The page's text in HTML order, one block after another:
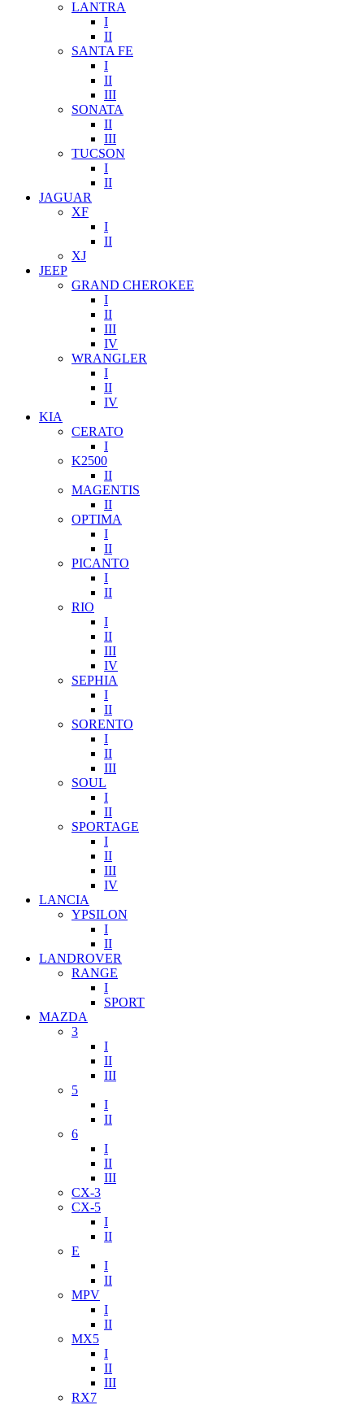
LANTRA
I
II
SANTA FE
I
II
III
SONATA
II
III
TUCSON
I
II
JAGUAR
XF
I
II
XJ
JEEP
GRAND CHEROKEE
I
II
III
IV
WRANGLER
I
II
IV
KIA
CERATO
I
K2500
II
MAGENTIS
II
OPTIMA
I
II
PICANTO
I
II
RIO
I
II
III
IV
SEPHIA
I
II
SORENTO
I
II
III
SOUL
I
II
SPORTAGE
I
II
III
IV
LANCIA
YPSILON
I
II
LANDROVER
RANGE
I
SPORT
MAZDA
3
I
II
III
5
I
II
6
I
II
III
CX-3
CX-5
I
II
E
I
II
MPV
I
II
MX5
I
II
III
RX7